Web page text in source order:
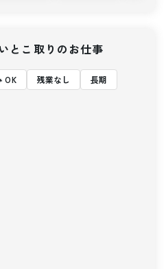
とこ取りのお仕事
OK 残業なし
長期